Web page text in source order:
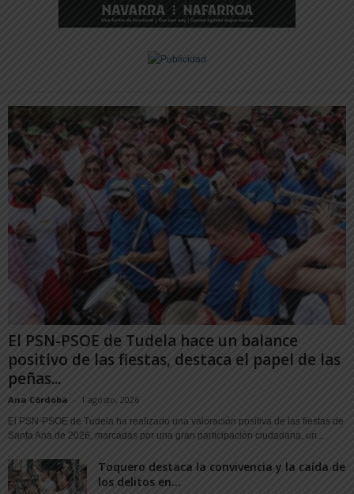
El PSN-PSOE de Tudela hace un balance
positivo de las fiestas, destaca el papel de las
peñas...
Ana Córdoba - 1 agosto, 2026
El PSN-PSOE de Tudela ha realizado una valoración positiva de las fiestas de
Santa Ana de 2026, marcadas por una gran participación ciudadana, un...
Toquero destaca la convivencia y la caída de
los delitos en...